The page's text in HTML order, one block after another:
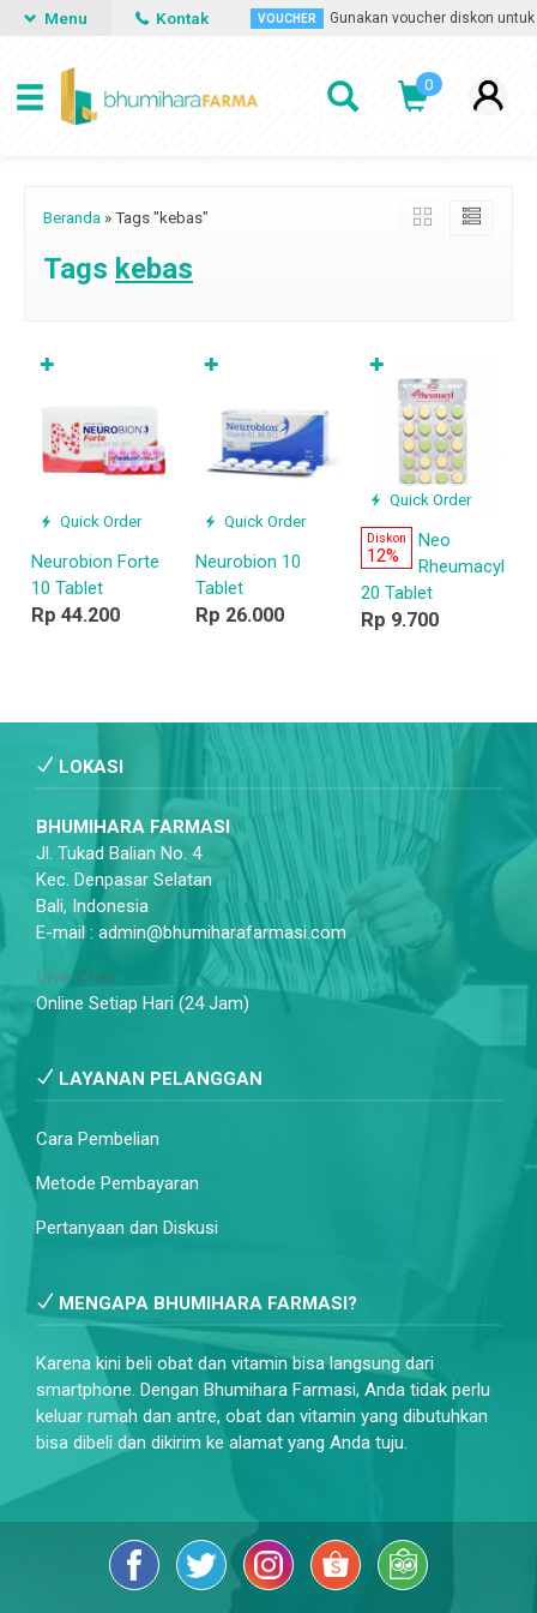
saja dan dimana saja. VOUCHER Gunakan voucher diskon untuk
Menu Kontak
0
Beranda »Tags "kebas"
Tags kebas
Quick Order
Neurobion Forte
10 Tablet
Rp 44.200
✚
Quick Order
Neurobion 10
Tablet
Rp 26.000
✚
Quick Order
Diskon
12%
Neo
Rheumacyl
20 Tablet
Rp 9.700
✚
LOKASI
BHUMIHARA FARMASI
Jl. Tukad Balian No. 4
Kec. Denpasar Selatan
Bali, Indonesia
E-mail : admin@bhumiharafarmasi.com
Live Chat
Online Setiap Hari (24 Jam)
LAYANAN PELANGGAN
Cara Pembelian
Metode Pembayaran
Pertanyaan dan Diskusi
MENGAPA BHUMIHARA FARMASI?
Karena kini beli obat dan vitamin bisa langsung dari
smartphone. Dengan Bhumihara Farmasi, Anda tidak perlu
keluar rumah dan antre, obat dan vitamin yang dibutuhkan
bisa dibeli dan dikirim ke alamat yang Anda tuju.